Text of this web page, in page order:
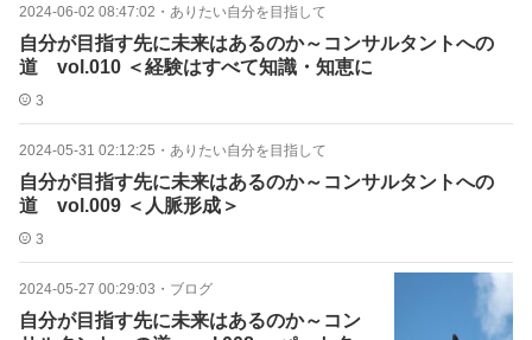
2024-06-02 08:47:02 ・ ありたい自分を目指して
自分が目指す先に未来はあるのか～コンサルタントへの
道 vol.010 ＜経験はすべて知識・知恵に
3
2024-05-31 02:12:25 ・ ありたい自分を目指して
自分が目指す先に未来はあるのか～コンサルタントへの
道 vol.009 ＜人脈形成＞
3
2024-05-27 00:29:03 ・ ブログ
自分が目指す先に未来はあるのか～コン